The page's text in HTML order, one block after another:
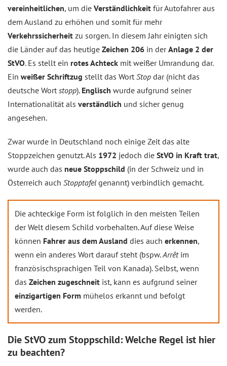
vereinheitlichen, um die Verständlichkeit für Autofahrer aus
dem Ausland zu erhöhen und somit für mehr
Verkehrssicherheit zu sorgen. In diesem Jahr einigten sich
die Länder auf das heutige Zeichen 206 in derAnlage 2 der
StVO. Es stellt ein rotes Achteck mit weißer Umrandung dar.
Ein weißer Schriftzug stellt das Wort Stop dar (nicht das
deutsche Wort stopp). Englisch wurde aufgrund seiner
Internationalität als verständlich und sicher genug
angesehen.
Zwar wurde in Deutschland noch einige Zeit das alte
Stoppzeichen genutzt. Als 1972 jedoch die StVO in Kraft trat,
wurde auch das neue Stoppschild (in der Schweiz und in
Österreich auch Stopptafel genannt) verbindlich gemacht.
Die achteckige Form ist folglich in den meisten Teilen
der Welt diesem Schild vorbehalten. Auf diese Weise
können Fahrer aus dem Ausland dies auch erkennen,
wenn ein anderes Wort darauf steht (bspw.Arrêtim
französischsprachigen Teil von Kanada). Selbst, wenn
das Zeichen zugeschneit ist, kann es aufgrund seiner
einzigartigen Form mühelos erkannt und befolgt
werden.
Die StVO zum Stoppschild: Welche Regel ist hier
zu beachten?